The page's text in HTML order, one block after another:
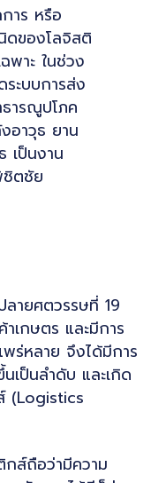
าร หรือ
ดของโลจิสติ
พาะ ในช่วง
ะบบการส่ง
ธารณูปโภค
อาวุธ ยาน
เป็นงาน
ชิตชัย
ลายศตวรรษที่ 19
าเกษตร และมีการ
ร่หลาย จึงได้มีการ
เป็นลำดับ และเกิด
(Logistics
กส์ถือว่ามีความ